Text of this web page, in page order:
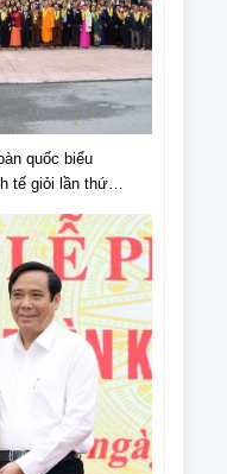
quốc biểu
tế giỏi lần thứ